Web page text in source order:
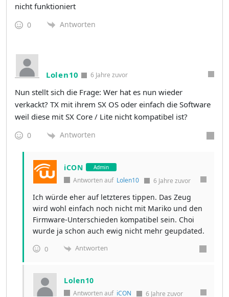
nicht funktioniert
0 Antworten
Lolen10 6 Jahre zuvor
Nun stellt sich die Frage: Wer hat es nun wieder
verkackt? TX mit ihrem SX OS oder einfach die Software
weil diese mit SX Core / Lite nicht kompatibel ist?
0 Antworten
iCON Admin
Antworten auf Lolen10 6 Jahre zuvor
Ich würde eher auf letzteres tippen. Das Zeug
wird wohl einfach noch nicht mit Mariko und den
Firmware-Unterschieden kompatibel sein. Choi
wurde ja schon auch ewig nicht mehr geupdated.
0 Antworten
Lolen10
Antworten auf iCON 6 Jahre zuvor